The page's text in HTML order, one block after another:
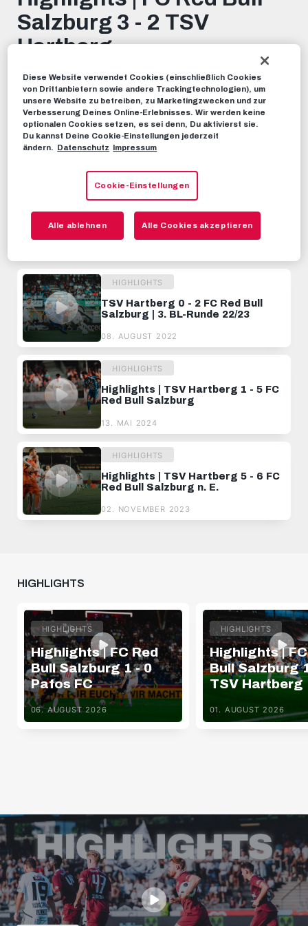
seconds
Salzburg 3 - 2 TSV
Hartberg
Petar Ratkov, Oscar Gloukh und Dorgeles Nene
verhelfen uns im frühwinterlichen Schneegestöber zum
3:2-Heimsieg gegen den TSV Hartberg. Alle fünf
Treffer der Partie bekommt ihr in der Zusammenfassung
zu sehen.
Dieses Video teilen:
Tweet
HIGHLIGHTS
TSV Hartberg 0 - 2 FC Red Bull
Salzburg | 3. BL-Runde 22/23
08. AUGUST 2022
HIGHLIGHTS
Highlights | TSV Hartberg 1 - 5 FC
Red Bull Salzburg
13. MAI 2024
HIGHLIGHTS
Highlights | TSV Hartberg 5 - 6 FC
Red Bull Salzburg n. E.
02. NOVEMBER 2023
HIGHLIGHTS
HIGHLIGHTS
Highlights | FC Red
Bull Salzburg 1 - 0
Pafos FC
06. AUGUST 2026
HIGHLIGHTS
Highlights |
Bull Salzburg
TSV Hartberg
01. AUGUST 2026
Diese Website verwendet Cookies (einschließlich Cookies
von Drittanbietern sowie andere Trackingtechnologien), um
unsere Website zu betreiben, zu Marketingzwecken und zur
Verbesserung Deines Online-Erlebnisses. Wir werden keine
optionalen Cookies setzen, es sei denn, Du aktivierst sie.
Du kannst Deine Cookie-Einstellungen jederzeit
ändern. Datenschutz Impressum
Cookie-Einstellungen
Alle ablehnen Alle Cookies akzeptieren